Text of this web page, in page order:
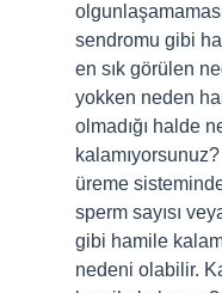
sendromu gibi
en sık görülen
yokken neden
olmadığı halde
üreme
sperm sayısı
gibi hamile
nedeni olabilir.